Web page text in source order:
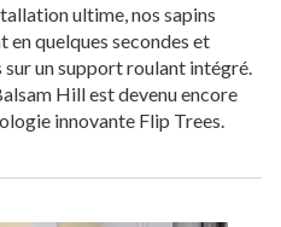
ultime, nos sapins
en quelques secondes et
un support roulant intégré.
Hill est devenu encore
innovante Flip Trees.